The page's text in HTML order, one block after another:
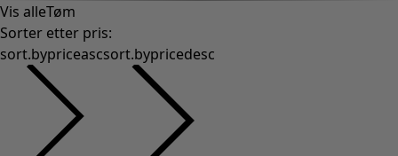
Vis alleTøm
Sorter etter pris:
sort.bypriceascsort.bypricedesc